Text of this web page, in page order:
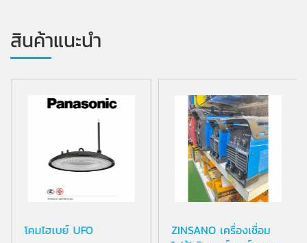
สินค้าแนะนำ
โคมไฮเบย์ UFO
ZINSANO เครื่องเชื่อม